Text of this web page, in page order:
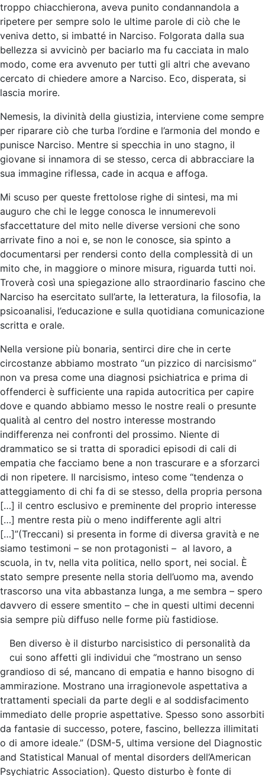
troppo chiacchierona, aveva punito condannandola a
ripetere per sempre solo le ultime parole di ciò che le
veniva detto, si imbatté in Narciso. Folgorata dalla sua
bellezza si avvicinò per baciarlo ma fu cacciata in malo
modo, come era avvenuto per tutti gli altri che avevano
cercato di chiedere amore a Narciso. Eco, disperata, si
lascia morire.
Nemesis, la divinità della giustizia, interviene come sempre
per riparare ciò che turba l’ordine e l’armonia del mondo e
punisce Narciso. Mentre si specchia in uno stagno, il
giovane si innamora di se stesso, cerca di abbracciare la
sua immagine riflessa, cade in acqua e affoga.
Mi scuso per queste frettolose righe di sintesi, ma mi
auguro che chi le legge conosca le innumerevoli
sfaccettature del mito nelle diverse versioni che sono
arrivate fino a noi e, se non le conosce, sia spinto a
documentarsi per rendersi conto della complessità di un
mito che, in maggiore o minore misura, riguarda tutti noi.
Troverà così una spiegazione allo straordinario fascino che
Narciso ha esercitato sull’arte, la letteratura, la filosofia, la
psicoanalisi, l’educazione e sulla quotidiana comunicazione
scritta e orale.
Nella versione più bonaria, sentirci dire che in certe
circostanze abbiamo mostrato “un pizzico di narcisismo”
non va presa come una diagnosi psichiatrica e prima di
offenderci è sufficiente una rapida autocritica per capire
dove e quando abbiamo messo le nostre reali o presunte
qualità al centro del nostro interesse mostrando
indifferenza nei confronti del prossimo. Niente di
drammatico se si tratta di sporadici episodi di cali di
empatia che facciamo bene a non trascurare e a sforzarci
di non ripetere. Il narcisismo, inteso come “tendenza o
atteggiamento di chi fa di se stesso, della propria persona
[…] il centro esclusivo e preminente del proprio interesse
[…] mentre resta più o meno indifferente agli altri
[…]”(Treccani) si presenta in forme di diversa gravità e ne
siamo testimoni – se non protagonisti – al lavoro, a
scuola, in tv, nella vita politica, nello sport, nei social. È
stato sempre presente nella storia dell’uomo ma, avendo
trascorso una vita abbastanza lunga, a me sembra – spero
davvero di essere smentito – che in questi ultimi decenni
sia sempre più diffuso nelle forme più fastidiose.
Ben diverso è il disturbo narcisistico di personalità da
cui sono affetti gli individui che “mostrano un senso
grandioso di sé, mancano di empatia e hanno bisogno di
ammirazione. Mostrano una irragionevole aspettativa a
trattamenti speciali da parte degli e al soddisfacimento
immediato delle proprie aspettative. Spesso sono assorbiti
da fantasie di successo, potere, fascino, bellezza illimitati
o di amore ideale.” (DSM-5, ultima versione del Diagnostic
and Statistical Manual of mental disorders dell’American
Psychiatric Association). Questo disturbo è fonte di